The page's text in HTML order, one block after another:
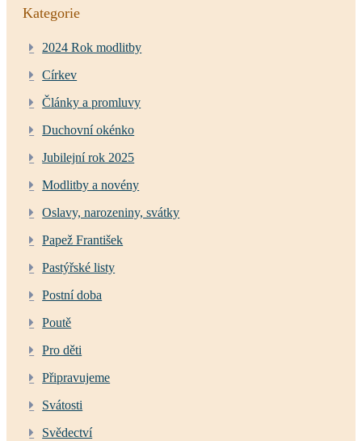
Kategorie
2024 Rok modlitby
Církev
Články a promluvy
Duchovní okénko
Jubilejní rok 2025
Modlitby a novény
Oslavy, narozeniny, svátky
Papež František
Pastýřské listy
Postní doba
Poutě
Pro děti
Připravujeme
Svátosti
Svědectví